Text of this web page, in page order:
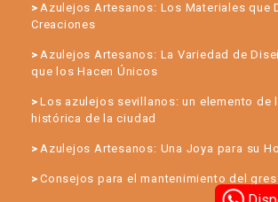
Azulejos Artesanos: Los Materiales que
Creaciones
Azulejos Artesanos: La Variedad de
que los Hacen Únicos
Los azulejos sevillanos: un elemento de
histórica de la ciudad
Azulejos Artesanos: Una Joya para su
Consejos para el mantenimiento del